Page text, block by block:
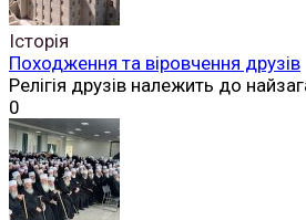
Історія
Походження та віровчення друзів
Релігія друзів належить до
0